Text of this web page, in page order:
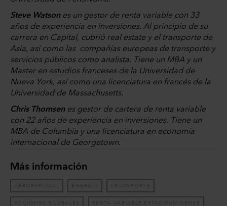
Steve Watsones un gestor de renta variable con 33
años de experiencia en inversiones. Al principio de su
carrera en Capital, cubrió real estate y el transporte de
Asia, así como las compañías europeas de transporte y
servicios públicos como analista. Tiene un MBA y un
Master en estudios franceses de la Universidad de
Nueva York, así como una licenciatura en francés de la
Universidad de Massachusetts.
Chris Thomsenes gestor de cartera de renta variable
con 22 años de experiencia en inversiones. Tiene un
MBA de Columbia y una licenciatura en economía
internacional de Georgetown.
Más información
AEROESPACIAL ENERGÍA TRANSPORTE
ACCIONES GLOBALES RENTA VARIABLE ESTADOUNIDENSE